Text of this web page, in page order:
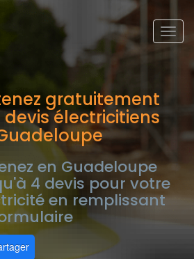
gratuitement
devis électricitiens
en Guadeloupe
4 devis pour votre
en remplissant